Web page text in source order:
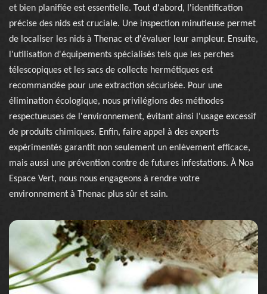
et bien planifiée est essentielle. Tout d'abord, l'identification
précise des nids est cruciale. Une inspection minutieuse permet
de localiser les nids à Thenac et d'évaluer leur ampleur. Ensuite,
l'utilisation d'équipements spécialisés tels que les perches
télescopiques et les sacs de collecte hermétiques est
recommandée pour une extraction sécurisée. Pour une
élimination écologique, nous privilégions des méthodes
respectueuses de l'environnement, évitant ainsi l'usage excessif
de produits chimiques. Enfin, faire appel à des experts
expérimentés garantit non seulement un enlèvement efficace,
mais aussi une prévention contre de futures infestations. À Noa
Espace Vert, nous nous engageons à rendre votre
environnement à Thenac plus sûr et sain.